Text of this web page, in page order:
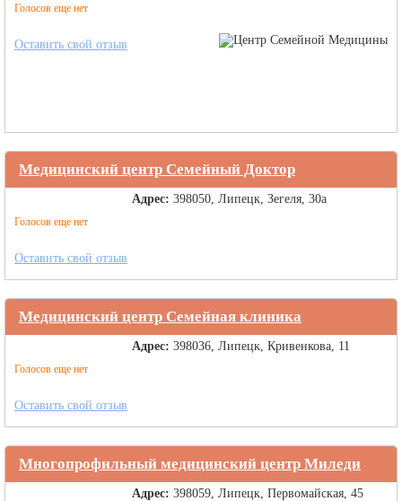
Голосов еще нет
Оставить свой отзыв
Медицинский центр Семейный Доктор
Голосов еще нет
Адрес: 398050, Липецк, Зегеля, 30а
Оставить свой отзыв
Медицинский центр Семейная клиника
Голосов еще нет
Адрес: 398036, Липецк, Кривенкова, 11
Оставить свой отзыв
Многопрофильный медицинский центр Миледи
Адрес: 398059, Липецк, Первомайская, 45